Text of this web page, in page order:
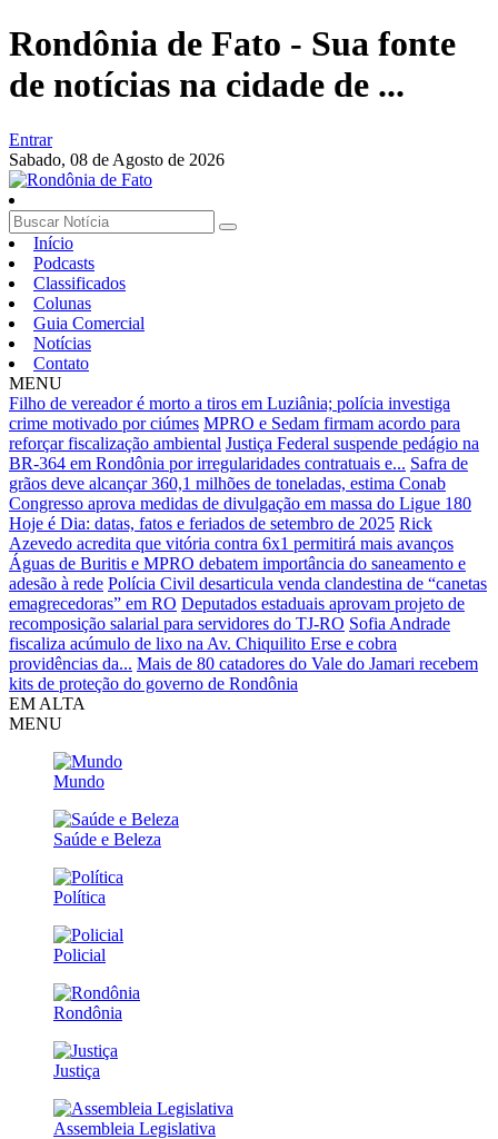
Rondônia de Fato - Sua fonte
de notícias na cidade de ...
Entrar
Sabado, 08 de Agosto de 2026
Início
Podcasts
Classificados
Colunas
Guia Comercial
Notícias
Contato
MENU
Filho de vereador é morto a tiros em Luziânia; polícia investiga
crime motivado por ciúmes MPRO e Sedam firmam acordo para
reforçar fiscalização ambiental Justiça Federal suspende pedágio na
BR-364 em Rondônia por irregularidades contratuais e... Safra de
grãos deve alcançar 360,1 milhões de toneladas, estima Conab
Congresso aprova medidas de divulgação em massa do Ligue 180
Hoje é Dia: datas, fatos e feriados de setembro de 2025 Rick
Azevedo acredita que vitória contra 6x1 permitirá mais avanços
Águas de Buritis e MPRO debatem importância do saneamento e
adesão à rede Polícia Civil desarticula venda clandestina de “canetas
emagrecedoras” em RO Deputados estaduais aprovam projeto de
recomposição salarial para servidores do TJ-RO Sofia Andrade
fiscaliza acúmulo de lixo na Av. Chiquilito Erse e cobra
providências da... Mais de 80 catadores do Vale do Jamari recebem
kits de proteção do governo de Rondônia
EM ALTA
MENU
Mundo
Saúde e Beleza
Política
Policial
Rondônia
Justiça
Assembleia Legislativa